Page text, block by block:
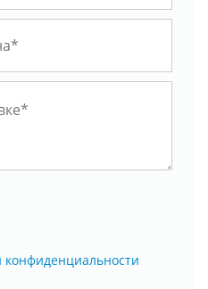
конфиденциальности